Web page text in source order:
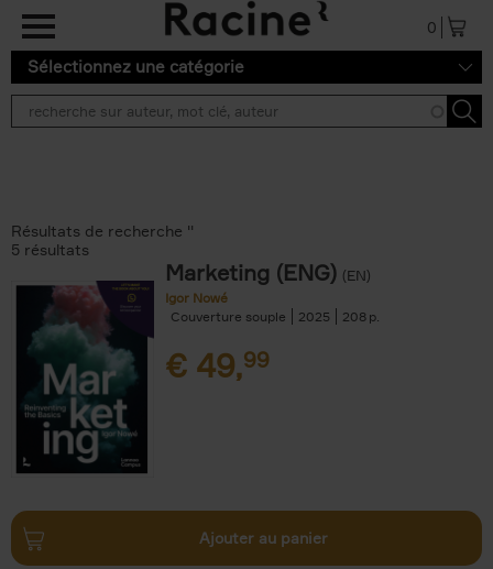
Aller au contenu principal
0
Sélectionnez une catégorie
Résultats de recherche ''
5 résultats
Marketing (ENG) (EN)
Igor Nowé
Couverture souple
2025 208
€ 49,99
Ajouter au panier